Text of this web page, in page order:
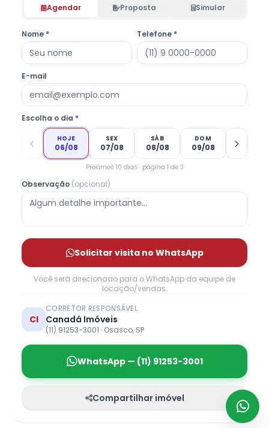
Agendar Proposta Simular
Nome * Telefone *
E-mail
Escolha o dia *
HOJE
06/08
SEX
07/08
SÁB
08/08
DOM
09/08
Próximos 10 dias · página 1 de 3
Observação (opcional)
Solicitar visita no WhatsApp
Você será direcionado para o WhatsApp da equipe de
locação/vendas.
CI
CORRETOR RESPONSÁVEL
Canadá Imóveis
(11) 91253-3001 · Osasco, SP
WhatsApp — (11) 91253-3001
Compartilhar imóvel